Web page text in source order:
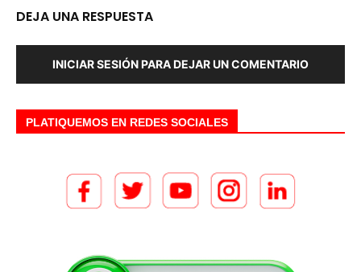
DEJA UNA RESPUESTA
INICIAR SESIÓN PARA DEJAR UN COMENTARIO
PLATIQUEMOS EN REDES SOCIALES